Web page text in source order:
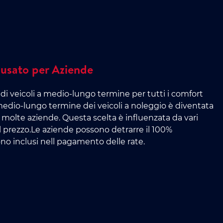
per Aziende
veicoli a medio-lungo termine per tutti i comfort
lungo termine dei veicoli a noleggio è diventata
aziende. Questa scelta è influenzata da vari
aziende possono detrarre il 100%
inclusi nell pagamento delle rate.